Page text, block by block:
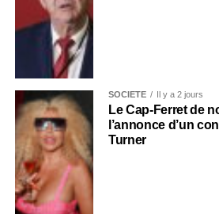
SOCIÉTÉ Il y a 2 jours
Le Cap-Ferret de
l’annonce d’un
Turner